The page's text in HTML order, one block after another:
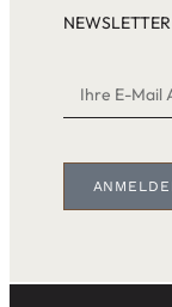
NEWSLETTER